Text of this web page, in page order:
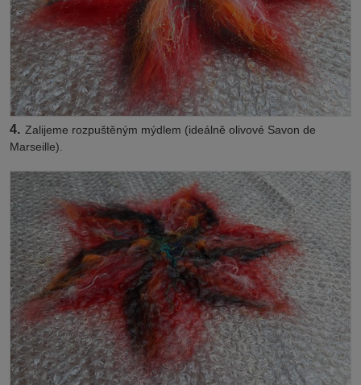
4. Zalijeme rozpuštěným mýdlem (ideálně olivové Savon de
Marseille).